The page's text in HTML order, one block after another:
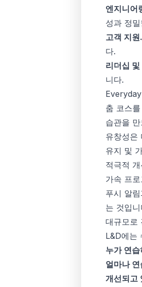
엔지니어
성과 정
고객 지원.
다.
리더십
니다.
춤 코스
습관을
유창성은
유지 및
적극적 개
가속 프
푸시 알
는 것입
대규모로
L&D에는
누가 연
얼마나
개선되고